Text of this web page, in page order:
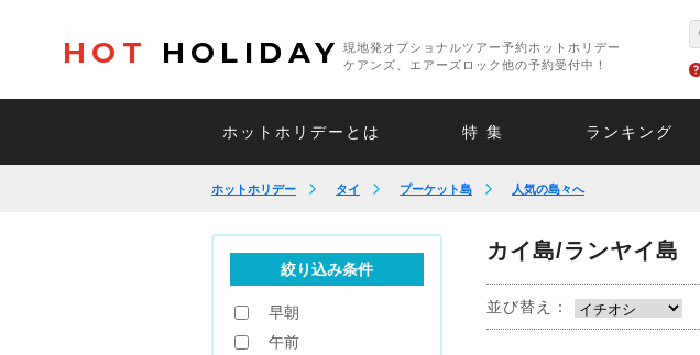
HOT HOLIDAY
現地発オプショナルツアー予約ホットホリデー
ケアンズ、エアーズロック他の予約受付中！
ホットホリデーとは 特 集 ランキング
ホットホリデー タイ プーケット島 人気の島々へ
カイ島/ランヤイ島
並び替え：
絞り込み条件
早朝
午前